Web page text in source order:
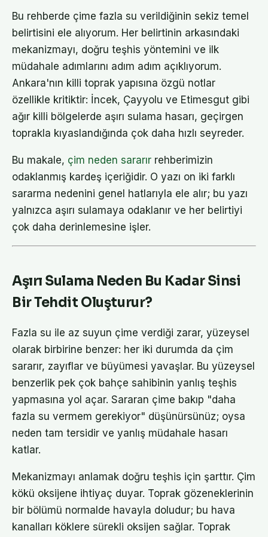
Bu rehberde çime fazla su verildiğinin sekiz temel
belirtisini ele alıyorum. Her belirtinin arkasındaki
mekanizmayı, doğru teşhis yöntemini ve ilk
müdahale adımlarını adım adım açıklıyorum.
Ankara'nın killi toprak yapısına özgü notlar
özellikle kritiktir: İncek, Çayyolu ve Etimesgut gibi
ağır killi bölgelerde aşırı sulama hasarı, geçirgen
toprakla kıyaslandığında çok daha hızlı seyreder.
Bu makale, çim neden sararır rehberimizin
odaklanmış kardeş içeriğidir. O yazı on iki farklı
sararma nedenini genel hatlarıyla ele alır; bu yazı
yalnızca aşırı sulamaya odaklanır ve her belirtiyi
çok daha derinlemesine işler.
Aşırı Sulama Neden Bu Kadar Sinsi
Bir Tehdit Oluşturur?
Fazla su ile az suyun çime verdiği zarar, yüzeysel
olarak birbirine benzer: her iki durumda da çim
sararır, zayıflar ve büyümesi yavaşlar. Bu yüzeysel
benzerlik pek çok bahçe sahibinin yanlış teşhis
yapmasına yol açar. Sararan çime bakıp "daha
fazla su vermem gerekiyor" düşünürsünüz; oysa
neden tam tersidir ve yanlış müdahale hasarı
katlar.
Mekanizmayı anlamak doğru teşhis için şarttır. Çim
kökü oksijene ihtiyaç duyar. Toprak gözeneklerinin
bir bölümü normalde havayla doludur; bu hava
kanalları köklere sürekli oksijen sağlar. Toprak